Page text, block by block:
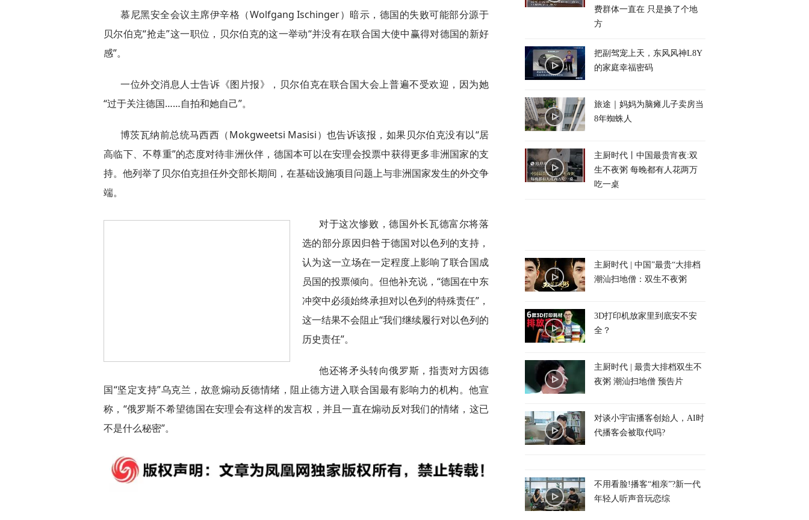
慕尼黑安全会议主席伊辛格（Wolfgang Ischinger）暗示，德国的失败可能部分源于
贝尔伯克“抢走”这一职位，贝尔伯克的这一举动“并没有在联合国大使中赢得对德国的新好
感”。
一位外交消息人士告诉《图片报》，贝尔伯克在联合国大会上普遍不受欢迎，因为她
“过于关注德国……自拍和她自己”。
博茨瓦纳前总统马西西（Mokgweetsi Masisi）也告诉该报，如果贝尔伯克没有以“居
高临下、不尊重”的态度对待非洲伙伴，德国本可以在安理会投票中获得更多非洲国家的支
持。他列举了贝尔伯克担任外交部长期间，在基础设施项目问题上与非洲国家发生的外交争
端。
对于这次惨败，德国外长瓦德富尔将落
选的部分原因归咎于德国对以色列的支持，
认为这一立场在一定程度上影响了联合国成
员国的投票倾向。但他补充说，“德国在中东
冲突中必须始终承担对以色列的特殊责任”，
这一结果不会阻止“我们继续履行对以色列的
历史责任”。
他还将矛头转向俄罗斯，指责对方因德
国“坚定支持”乌克兰，故意煽动反德情绪，阻止德方进入联合国最有影响力的机构。他宣
称，“俄罗斯不希望德国在安理会有这样的发言权，并且一直在煽动反对我们的情绪，这已
不是什么秘密”。
费群体一直在 只是换了个地
方
把副驾宠上天，东风风神L8Y
的家庭幸福密码
旅途｜妈妈为脑瘫儿子卖房当
8年蜘蛛人
主厨时代丨中国最贵宵夜:双
生不夜粥 每晚都有人花两万
吃一桌
主厨时代 | 中国”最贵“大排档
潮汕扫地僧：双生不夜粥
3D打印机放家里到底安不安
全？
主厨时代 | 最贵大排档双生不
夜粥 潮汕扫地僧 预告片
对谈小宇宙播客创始人，AI时
代播客会被取代吗?
不用看脸!播客“相亲”?新一代
年轻人听声音玩恋综